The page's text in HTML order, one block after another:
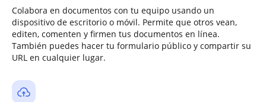
Colabora en documentos con tu equipo usando un
dispositivo de escritorio o móvil. Permite que otros vean,
editen, comenten y firmen tus documentos en línea.
También puedes hacer tu formulario público y compartir su
URL en cualquier lugar.